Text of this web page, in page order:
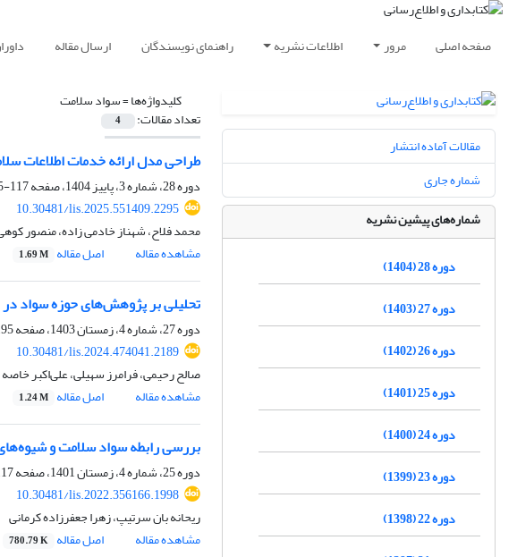
صفحه اصلی مرور اطلاعات نشریه راهنمای نویسندگان ارسال مقاله
کلیدواژه‌ها =سواد سلامت
تعداد مقالات: 4
طراحی مدل ارائه خدمات اطلاعات
دوره 28، شماره 3، پاییز 1404، صفحه
117-145
10.30481/lis.2025.551409.2295
محمد فلاح، شهناز خادمی زاده، منصور
مشاهده مقاله
اصل مقاله 1.69 M
تحلیلی بر پژوهش‌های حوزه سواد در
دوره 27، شماره 4، زمستان 1403، صفحه
220
10.30481/lis.2024.474041.2189
صالح رحیمی، فرامرز سهیلی، علی‌اکبر خاصه
مشاهده مقاله
اصل مقاله 1.24 M
بررسی رابطه سواد سلامت و
دوره 25، شماره 4، زمستان 1401، صفحه
138
10.30481/lis.2022.356166.1998
ریحانه بان سرتیپ، زهرا جعفرزاده کرمانی
مشاهده مقاله
اصل مقاله 780.79 K
مقالات آماده انتشار
شماره جاری
شماره‌های پیشین نشریه
دوره 28 (1404)
دوره 27 (1403)
دوره 26 (1402)
دوره 25 (1401)
دوره 24 (1400)
دوره 23 (1399)
دوره 22 (1398)